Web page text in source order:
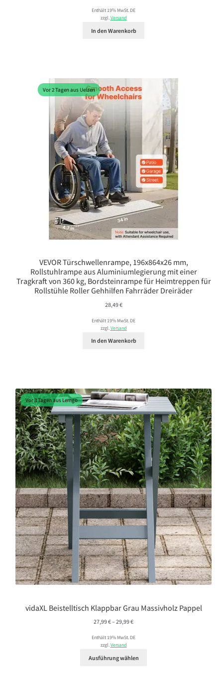
Enthält 19% MwSt. DE
zzgl.Versand
In den Warenkorb
Vor 2 Tagen aus Uelzen
VEVOR Türschwellenrampe, 196x864x26 mm,
Rollstuhlrampe aus Aluminiumlegierung mit einer
Tragkraft von 360 kg, Bordsteinrampe für Heimtreppen für
Rollstühle Roller Gehhilfen Fahrräder Dreiräder
28,49€
Enthält 19% MwSt. DE
zzgl.Versand
In den Warenkorb
Vor 3 Tagen aus Lemgo
vidaXL Beistelltisch Klappbar Grau Massivholz Pappel
27,99€– 29,99€Preisspanne:
bis
Enthält 19% MwSt. DE
zzgl.Versand
Ausführung wählen